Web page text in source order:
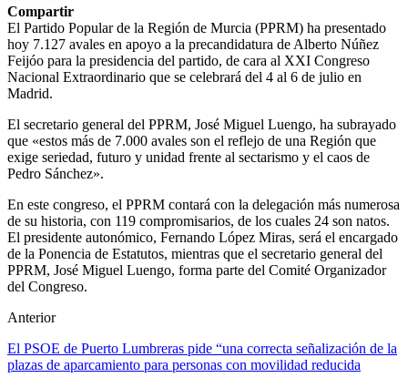
Compartir
El Partido Popular de la Región de Murcia (PPRM) ha presentado
hoy 7.127 avales en apoyo a la precandidatura de Alberto Núñez
Feijóo para la presidencia del partido, de cara al XXI Congreso
Nacional Extraordinario que se celebrará del 4 al 6 de julio en
Madrid.
El secretario general del PPRM, José Miguel Luengo, ha subrayado
que «estos más de 7.000 avales son el reflejo de una Región que
exige seriedad, futuro y unidad frente al sectarismo y el caos de
Pedro Sánchez».
En este congreso, el PPRM contará con la delegación más numerosa
de su historia, con 119 compromisarios, de los cuales 24 son natos.
El presidente autonómico, Fernando López Miras, será el encargado
de la Ponencia de Estatutos, mientras que el secretario general del
PPRM, José Miguel Luengo, forma parte del Comité Organizador
del Congreso.
Anterior
El PSOE de Puerto Lumbreras pide “una correcta señalización de la
plazas de aparcamiento para personas con movilidad reducida